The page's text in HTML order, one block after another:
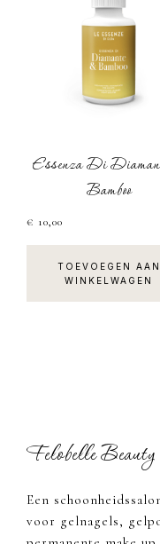
Essenza Di
Bamboo
€ 10,00
TOEVOEGEN AAN
WINKELWAGEN
FooterFelobelle
Een
voor gelnagels,